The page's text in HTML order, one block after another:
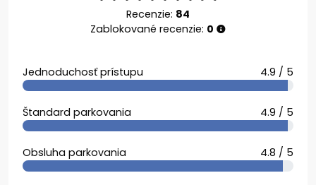
Recenzie: 84
Zablokované recenzie: 0
Jednoduchosť prístupu 4.9 / 5
Štandard parkovania 4.9 / 5
Obsluha parkovania 4.8 / 5